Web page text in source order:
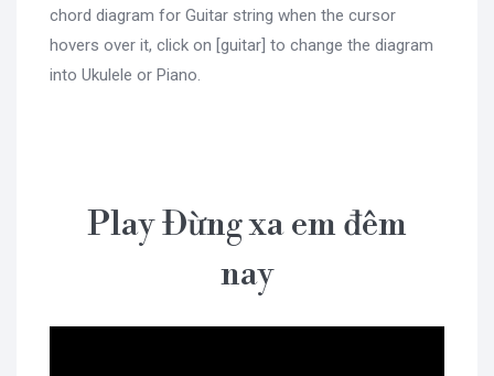
chord diagram for Guitar string when the cursor
hovers over it, click on [guitar] to change the diagram
into Ukulele or Piano.
Play Đừng xa em đêm
nay